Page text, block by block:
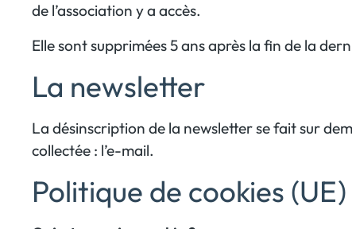
de l’association y a accès.
Elle sont supprimées 5 ans après la fin de la
La newsletter
La désinscription de la newsletter se fait sur
collectée : l’e-mail.
Politique de cookies (UE)